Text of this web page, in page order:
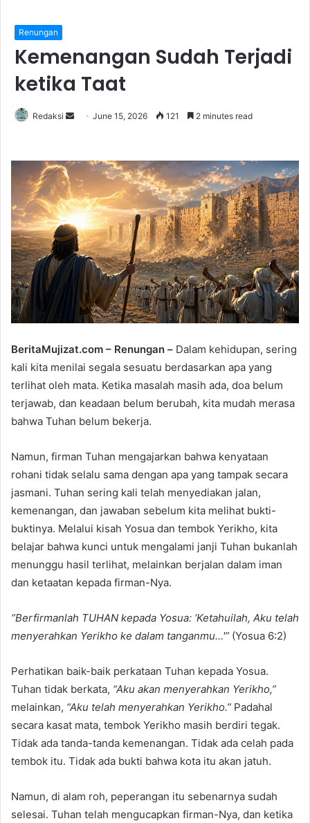
Renungan
Kemenangan Sudah Terjadi
ketika Taat
Redaksi
d
a
n
e
m
a
i
June 15, 2026 121 2 minutes read
BeritaMujizat.com – Renungan – Dalam kehidupan, sering
kali kita menilai segala sesuatu berdasarkan apa yang
terlihat oleh mata. Ketika masalah masih ada, doa belum
terjawab, dan keadaan belum berubah, kita mudah merasa
bahwa Tuhan belum bekerja.
Namun, firman Tuhan mengajarkan bahwa kenyataan
rohani tidak selalu sama dengan apa yang tampak secara
jasmani. Tuhan sering kali telah menyediakan jalan,
kemenangan, dan jawaban sebelum kita melihat bukti-
buktinya. Melalui kisah Yosua dan tembok Yerikho, kita
belajar bahwa kunci untuk mengalami janji Tuhan bukanlah
menunggu hasil terlihat, melainkan berjalan dalam iman
dan ketaatan kepada firman-Nya.
“Berfirmanlah TUHAN kepada Yosua: ‘Ketahuilah, Aku telah
menyerahkan Yerikho ke dalam tanganmu…'” (Yosua 6:2)
Perhatikan baik-baik perkataan Tuhan kepada Yosua.
Tuhan tidak berkata, “Aku akan menyerahkan Yerikho,”
melainkan, “Aku telah menyerahkan Yerikho.” Padahal
secara kasat mata, tembok Yerikho masih berdiri tegak.
Tidak ada tanda-tanda kemenangan. Tidak ada celah pada
tembok itu. Tidak ada bukti bahwa kota itu akan jatuh.
Namun, di alam roh, peperangan itu sebenarnya sudah
selesai. Tuhan telah mengucapkan firman-Nya, dan ketika